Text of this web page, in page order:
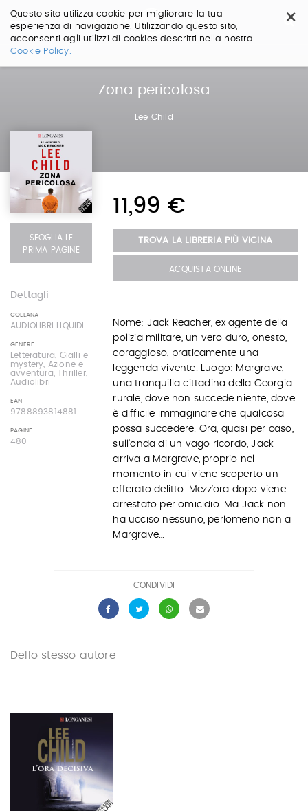
×
Questo sito utilizza cookie per migliorare la tua
esperienza di navigazione. Utilizzando questo sito,
acconsenti agli utilizzi di cookies descritti nella nostra
Cookie Policy.
Salta
Zona pericolosa
Lee Child
SFOGLIA LE
PRIMA PAGINE
Dettagli
COLLANA
AUDIOLIBRI LIQUIDI
GENERE
Letteratura, Gialli e
mystery, Azione e
avventura, Thriller,
Audiolibri
EAN
9788893814881
PAGINE
480
11,99 €
TROVA LA LIBRERIA PIÙ VICINA
ACQUISTA ONLINE
Nome: Jack Reacher, ex agente della
polizia militare, un vero duro, onesto,
coraggioso, praticamente una
leggenda vivente. Luogo: Margrave,
una tranquilla cittadina della Georgia
rurale, dove non succede niente, dove
è difficile immaginare che qualcosa
possa succedere. Ora, quasi per caso,
sull’onda di un vago ricordo, Jack
arriva a Margrave, proprio nel
momento in cui viene scoperto un
efferato delitto. Mezz’ora dopo viene
arrestato per omicidio. Ma Jack non
ha ucciso nessuno, perlomeno non a
Margrave…
CONDIVIDI
Dello stesso autore